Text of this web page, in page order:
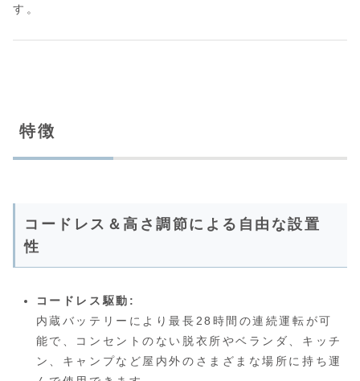
す。
特徴
コードレス＆高さ調節による自由な設置
性
コードレス駆動:
内蔵バッテリーにより最長28時間の連続運転が可
能で、コンセントのない脱衣所やベランダ、キッチ
ン、キャンプなど屋内外のさまざまな場所に持ち運